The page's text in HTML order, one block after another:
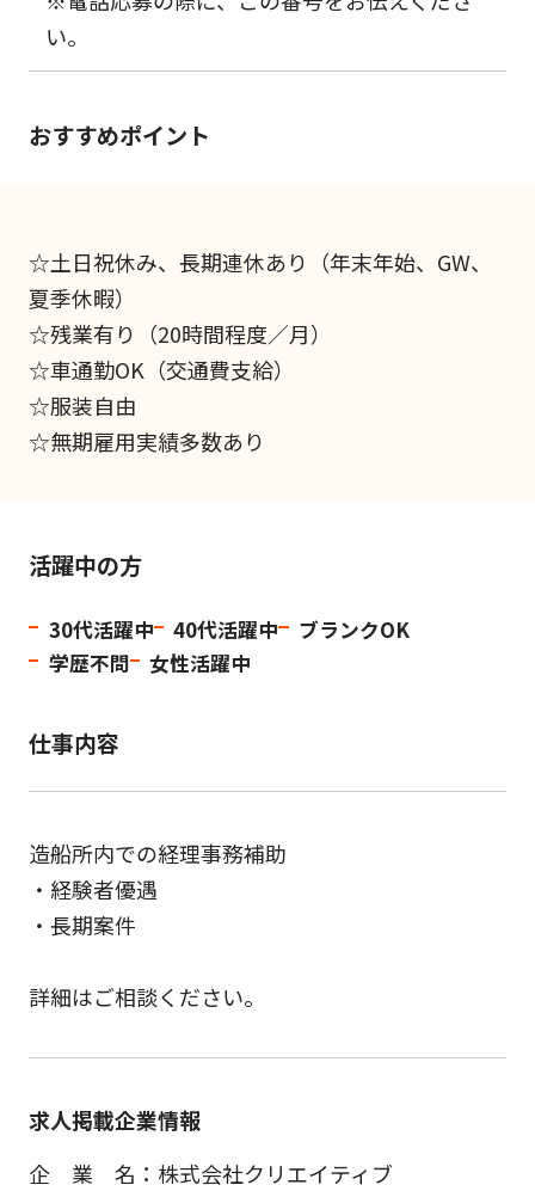
い。
おすすめポイント
☆土日祝休み、長期連休あり（年末年始、GW、
夏季休暇）
☆残業有り（20時間程度／月）
☆車通勤OK（交通費支給）
☆服装自由
☆無期雇用実績多数あり
活躍中の方
30代活躍中 40代活躍中
ブランクOK
学歴不問
女性活躍中
仕事内容
造船所内での経理事務補助
・経験者優遇
・長期案件
詳細はご相談ください。
求人掲載企業情報
企 業 名：株式会社クリエイティブ